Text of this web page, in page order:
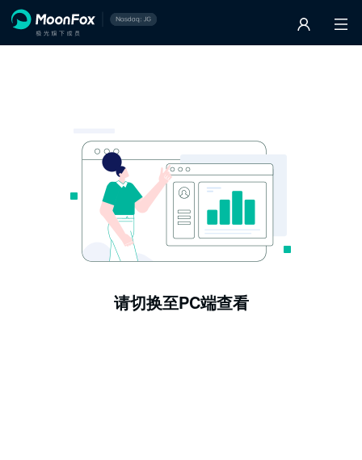
请切换至PC端查看